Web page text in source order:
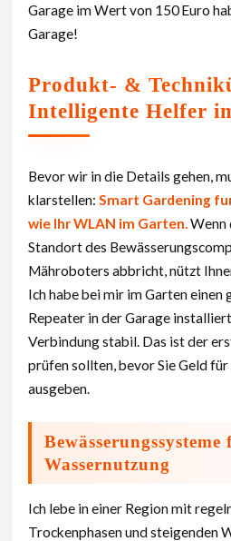
Garage im Wert von 150 Euro
Garage!
Produkt- &
Intelligente Helfer
Bevor wir in die Details gehen,
klarstellen: Smart Gardening
wie Ihr WLAN im Garten.Wenn
Standort des
Mähroboters abbricht, nützt
Ich habe bei mir im Garten
Repeater in der Garage
Verbindung stabil. Das ist der
prüfen sollten, bevor Sie Geld
ausgeben.
Wassernutzung
Ich lebe in einer Region mit
Trockenphasen und steigenden